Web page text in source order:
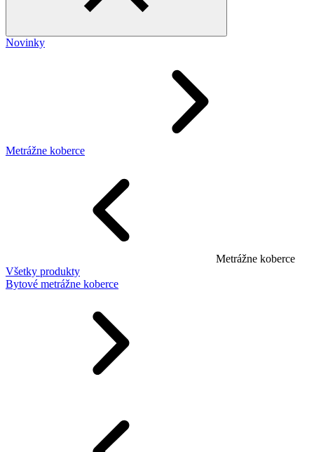
Novinky
Metrážne koberce
Metrážne koberce
Všetky produkty
Bytové metrážne koberce